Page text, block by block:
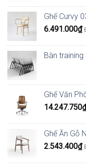
Ghế Curvy
6.491.000₫
Bàn training
Ghế Văn
14.247.750₫
Ghế Ăn Gỗ
2.543.400₫